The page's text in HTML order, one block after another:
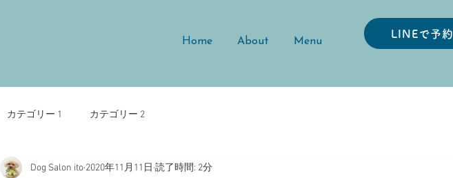
Home About Menu
LINEで予約
カテゴリー 1 カテゴリー 2
Dog Salon ito 2020年11月11日 読了時間: 2分